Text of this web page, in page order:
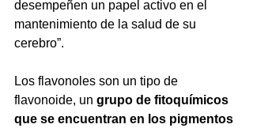
desempeñen un papel activo en el
mantenimiento de la salud de su
cerebro”.
Los flavonoles son un tipo de
flavonoide, un grupo de fitoquímicos
que se encuentran en los pigmentos